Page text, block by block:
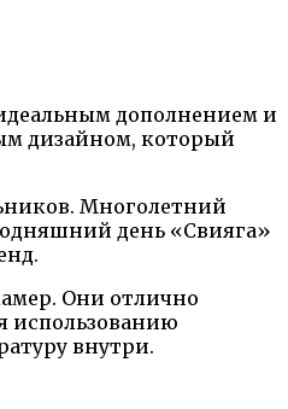
дополнением и
дизайном, который
Многолетний
день «Свияга»
Они отлично
использованию
внутри.